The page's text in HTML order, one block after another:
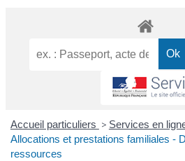
Accueil particuliers > Services en
Allocations et prestations familiales -
ressources